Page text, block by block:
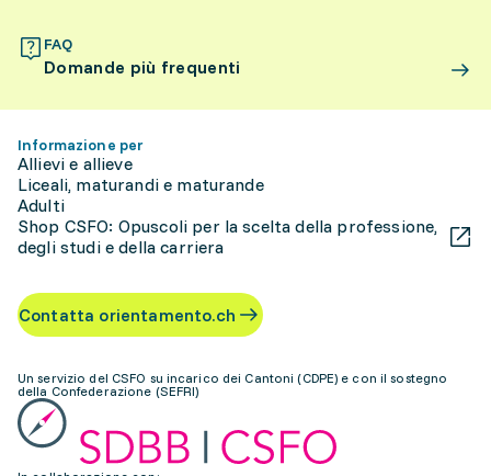
FAQ
Domande più frequenti
Informazione per
Allievi e allieve
Liceali, maturandi e maturande
Adulti
Shop CSFO: Opuscoli per la scelta della professione,
degli studi e della carriera
Contatta orientamento.ch
Un servizio del CSFO su incarico dei Cantoni (CDPE) e con il sostegno
della Confederazione (SEFRI)